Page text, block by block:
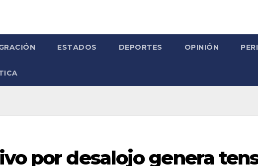
ESTADOS DEPORTES OPINIÓN
por desalojo genera